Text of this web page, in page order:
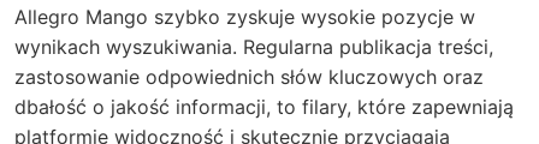
Allegro Mango szybko zyskuje wysokie pozycje w
wynikach wyszukiwania. Regularna publikacja treści,
zastosowanie odpowiednich słów kluczowych oraz
dbałość o jakość informacji, to filary, które zapewniają
platformie widoczność i skutecznie przyciągają